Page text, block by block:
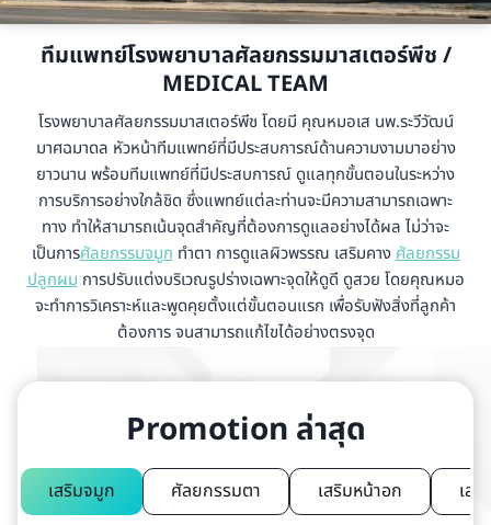
ทีมแพทย์โรงพยาบาลศัลยกรรมมาสเตอร์พีช /
MEDICAL TEAM
โรงพยาบาลศัลยกรรมมาสเตอร์พีช โดยมี คุณหมอเส นพ.ระวีวัฒน์
มาศฉมาดล หัวหน้าทีมแพทย์ที่มีประสบการณ์ด้านความงามมาอย่าง
ยาวนาน พร้อมทีมแพทย์ที่มีประสบการณ์ ดูแลทุกขั้นตอนในระหว่าง
การบริการอย่างใกล้ชิด ซึ่งแพทย์แต่ละท่านจะมีความสามารถเฉพาะ
ทาง ทำให้สามารถเน้นจุดสำคัญที่ต้องการดูแลอย่างได้ผล ไม่ว่าจะ
เป็นการศัลยกรรมจมูกทำตา การดูแลผิวพรรณ เสริมคางศัลยกรรม
ปลูกผมการปรับแต่งบริเวณรูปร่างเฉพาะจุดให้ดูดี ดูสวย โดยคุณหมอ
จะทำการวิเคราะห์และพูดคุยตั้งแต่ขั้นตอนแรก เพื่อรับฟังสิ่งที่ลูกค้า
ต้องการ จนสามารถแก้ไขได้อย่างตรงจุด
Promotion ล่าสุด
เสริมจมูก ศัลยกรรมตา เสริมหน้าอก เส